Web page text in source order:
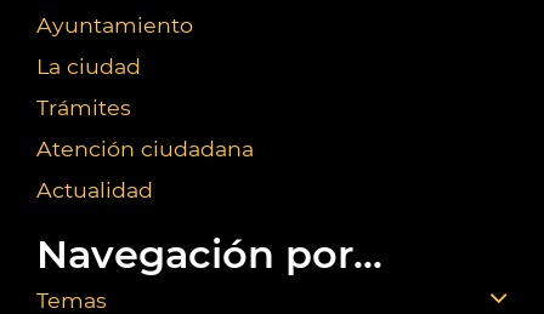
Ayuntamiento
La ciudad
Trámites
Atención ciudadana
Actualidad
Navegación por...
Temas